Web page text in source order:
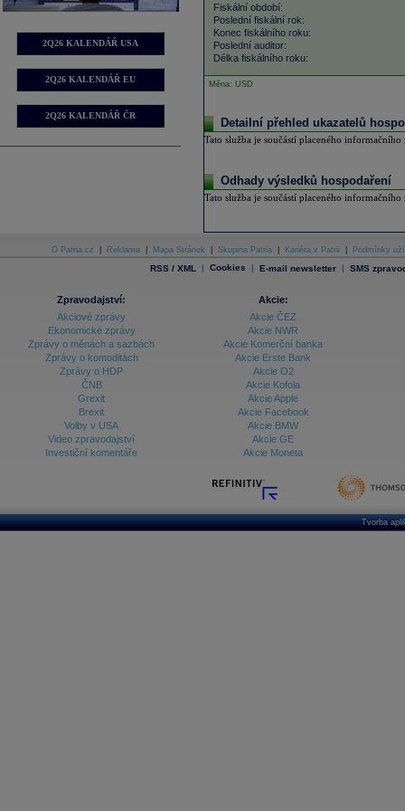
2Q26 KALENDÁŘ USA
2Q26 KALENDÁŘ EU
2Q26 KALENDÁŘ ČR
Fiskální období:
Poslední fiskální rok:
Konec fiskálního roku:
Poslední auditor:
Délka fiskálního roku:
Měna: USD
Detailní přehled ukazatelů
Tato služba je součástí placeného
Odhady výsledků hospodaření
Tato služba je součástí placeného
O Patria.cz Reklama Mapa Stránek Skupina Patria Kariéra v Patrii Podmínky
RSS / XML | Cookies | E-mail newsletter | SMS
Zpravodajství:
Akciové zprávy
Ekonomické zprávy
Zprávy o měnách a sazbách
Zprávy o komoditách
Zprávy o HDP
ČNB
Grexit
Brexit
Volby v USA
Video zpravodajství
Investiční komentáře
Akcie:
Akcie ČEZ
Akcie NWR
Akcie Komerční banka
Akcie Erste Bank
Akcie O2
Akcie Kofola
Akcie Apple
Akcie Facebook
Akcie BMW
Akcie GE
Akcie Moneta
Tvorba